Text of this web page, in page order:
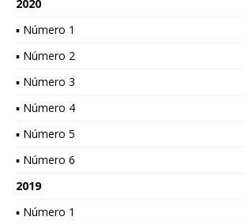
2020
▪ Número 1
▪ Número 2
▪ Número 3
▪ Número 4
▪ Número 5
▪ Número 6
2019
▪ Número 1